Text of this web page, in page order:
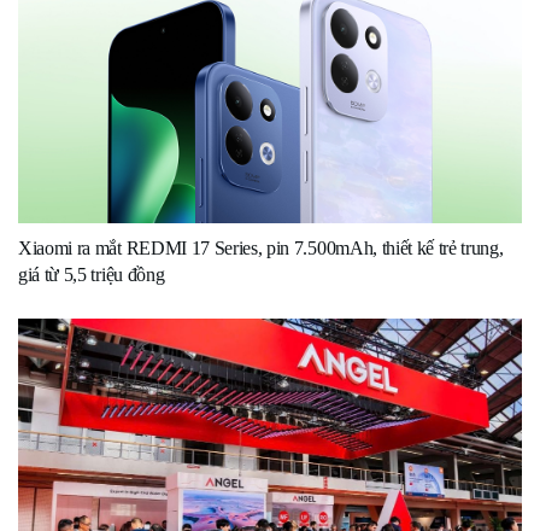
Xiaomi ra mắt REDMI 17 Series, pin 7.500mAh, thiết kế trẻ trung,
giá từ 5,5 triệu đồng